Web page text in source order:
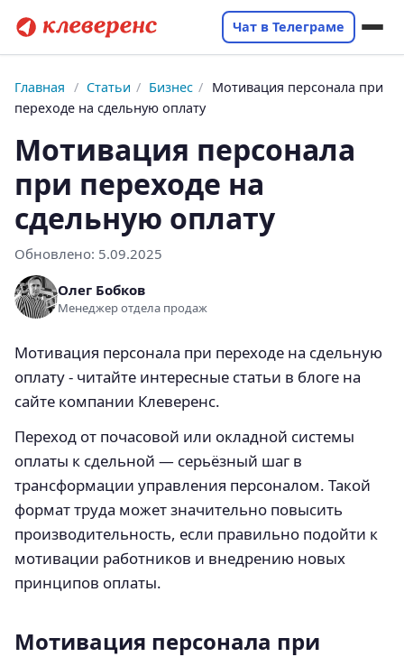
Чат в Телеграме
Главная / Статьи / Бизнес / Мотивация персонала при
переходе на сдельную оплату
Мотивация персонала
при переходе на
сдельную оплату
Обновлено: 5.09.2025
Олег Бобков
Менеджер отдела продаж
Мотивация персонала при переходе на сдельную
оплату - читайте интересные статьи в блоге на
сайте компании Клеверенс.
Переход от почасовой или окладной системы
оплаты к сдельной — серьёзный шаг в
трансформации управления персоналом. Такой
формат труда может значительно повысить
производительность, если правильно подойти к
мотивации работников и внедрению новых
принципов оплаты.
Мотивация персонала при